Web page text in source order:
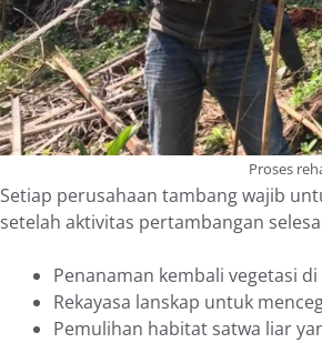
Proses
Setiap perusahaan tambang wajib
setelah aktivitas pertambangan
Penanaman kembali vegetasi
Rekayasa lanskap untuk
Pemulihan habitat satwa liar